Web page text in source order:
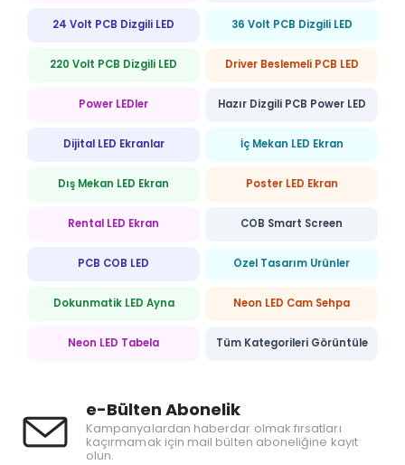
24 Volt PCB Dizgili LED 36 Volt PCB Dizgili LED
220 Volt PCB Dizgili LED Driver Beslemeli PCB LED
Power LEDler Hazır Dizgili PCB Power LED
Dijital LED Ekranlar İç Mekan LED Ekran
Dış Mekan LED Ekran Poster LED Ekran
Rental LED Ekran COB Smart Screen
PCB COB LED Özel Tasarım Ürünler
Dokunmatik LED Ayna Neon LED Cam Sehpa
Neon LED Tabela Tüm Kategorileri Görüntüle
e-Bülten Abonelik
Kampanyalardan haberdar olmak fırsatları
kaçırmamak için mail bülten aboneliğine kayıt
olun.